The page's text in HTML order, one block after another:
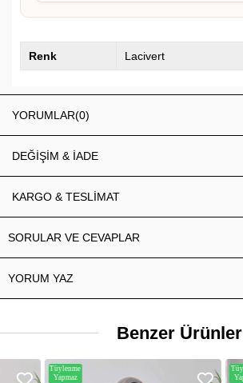
Renk Lacivert
YORUMLAR(0)
DEĞİŞİM & İADE
KARGO & TESLİMAT
SORULAR VE CEVAPLAR
YORUM YAZ
Benzer Ürünler
Yapmaz
Tüylenme
Yapmaz